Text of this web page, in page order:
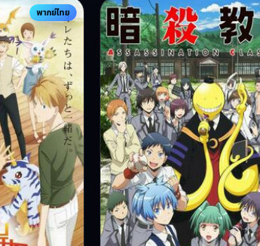
พากย์ไทย